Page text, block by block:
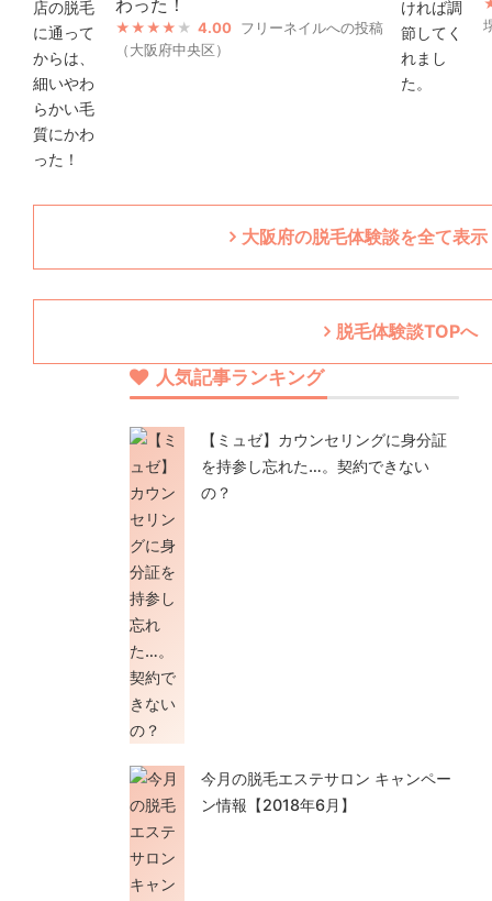
4.00 フリーネイルへの投稿
（大阪府中央区）
大阪府の脱毛体験談を全て表
脱毛体験談TOPへ
人気記事ランキング
【ミュゼ】カウンセリングに身分証
を持参し忘れた…。契約できない
の？
今月の脱毛エステサロン キャンペー
ン情報【2018年6月】